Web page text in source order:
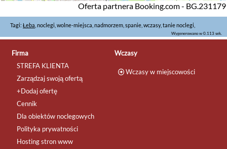
Oferta partnera Booking.com - BG.231179
Tagi: Łeba , noclegi, wolne-miejsca, nadmorzem, spanie, wczasy, tanie noclegi,
Wygenerowano w 0.113 sek.
Firma
STREFA KLIENTA
Zarządzaj swoją ofertą
+Dodaj ofertę
Cennik
Dla obiektów noclegowych
Polityka prywatności
Hosting stron www
Wczasy
Wczasy w miejscowości